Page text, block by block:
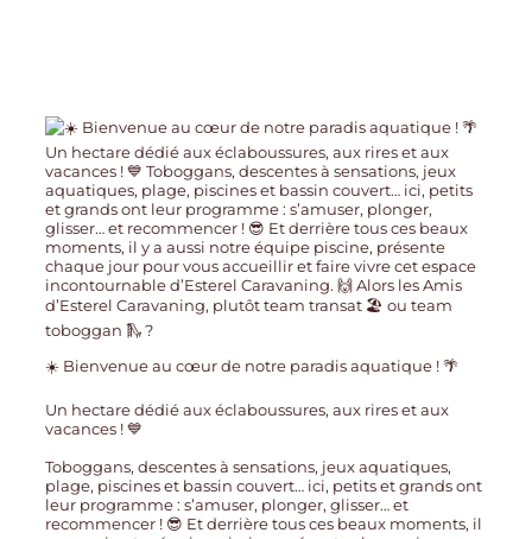
☀️ Bienvenue au cœur de notre paradis aquatique ! 🌴
Un hectare dédié aux éclaboussures, aux rires et aux
vacances ! 💙
Toboggans, descentes à sensations, jeux aquatiques,
plage, piscines et bassin couvert… ici, petits et grands ont
leur programme : s’amuser, plonger, glisser… et
recommencer ! 😎 Et derrière tous ces beaux moments, il